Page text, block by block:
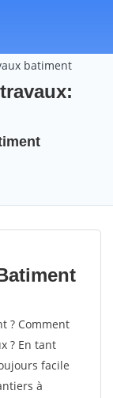
batiment
? Comment
? En tant
facile
à